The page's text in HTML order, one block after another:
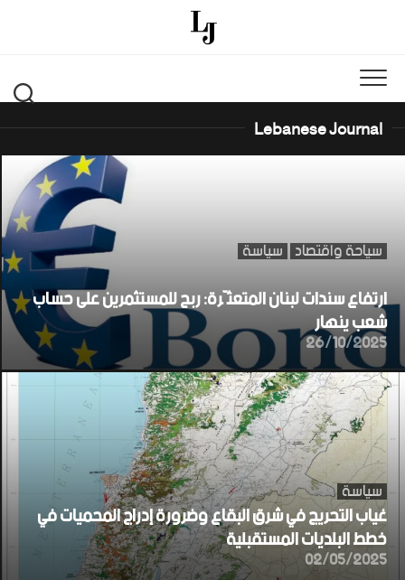
Lebanese Journal
سياحة واقتصاد سياسة
ارتفاع سندات لبنان المتعثّرة: ربح للمستثمرين على حساب
شعب ينهار
26/10/2025
سياسة
غياب التحريج في شرق البقاع وضرورة إدراج المحميات في
خطط البلديات المستقبلية
02/05/2025